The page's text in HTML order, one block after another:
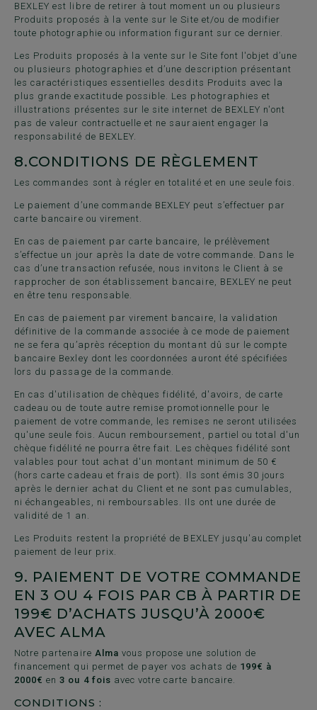
BEXLEY est libre de retirer à tout moment un ou plusieurs
Produits proposés à la vente sur le Site et/ou de modifier
toute photographie ou information figurant sur ce dernier.
Les Produits proposés à la vente sur le Site font l'objet d’une
ou plusieurs photographies et d’une description présentant
les caractéristiques essentielles desdits Produits avec la
plus grande exactitude possible. Les photographies et
illustrations présentes sur le site internet de BEXLEY n'ont
pas de valeur contractuelle et ne sauraient engager la
responsabilité de BEXLEY.
8.CONDITIONS DE RÈGLEMENT
Les commandes sont à régler en totalité et en une seule fois.
Le paiement d’une commande BEXLEY peut s’effectuer par
carte bancaire ou virement.
En cas de paiement par carte bancaire, le prélèvement
s’effectue un jour après la date de votre commande. Dans le
cas d’une transaction refusée, nous invitons le Client à se
rapprocher de son établissement bancaire, BEXLEY ne peut
en être tenu responsable.
En cas de paiement par virement bancaire, la validation
définitive de la commande associée à ce mode de paiement
ne se fera qu’après réception du montant dû sur le compte
bancaire Bexley dont les coordonnées auront été spécifiées
lors du passage de la commande.
En cas d'utilisation de chèques fidélité, d'avoirs, de carte
cadeau ou de toute autre remise promotionnelle pour le
paiement de votre commande, les remises ne seront utilisées
qu'une seule fois. Aucun remboursement, partiel ou total d'un
chèque fidélité ne pourra être fait. Les chèques fidélité sont
valables pour tout achat d'un montant minimum de 50 €
(hors carte cadeau et frais de port). Ils sont émis 30 jours
après le dernier achat du Client et ne sont pas cumulables,
ni échangeables, ni remboursables. Ils ont une durée de
validité de 1 an.
Les Produits restent la propriété de BEXLEY jusqu'au complet
paiement de leur prix.
9. PAIEMENT DE VOTRE COMMANDE
EN 3 OU 4 FOIS PAR CB À PARTIR DE
199€ D’ACHATS JUSQU’À 2000€
AVEC ALMA
Notre partenaire Alma vous propose une solution de
financement qui permet de payer vos achats de 199€ à
2000€ en3 ou 4 fois avec votre carte bancaire.
CONDITIONS :